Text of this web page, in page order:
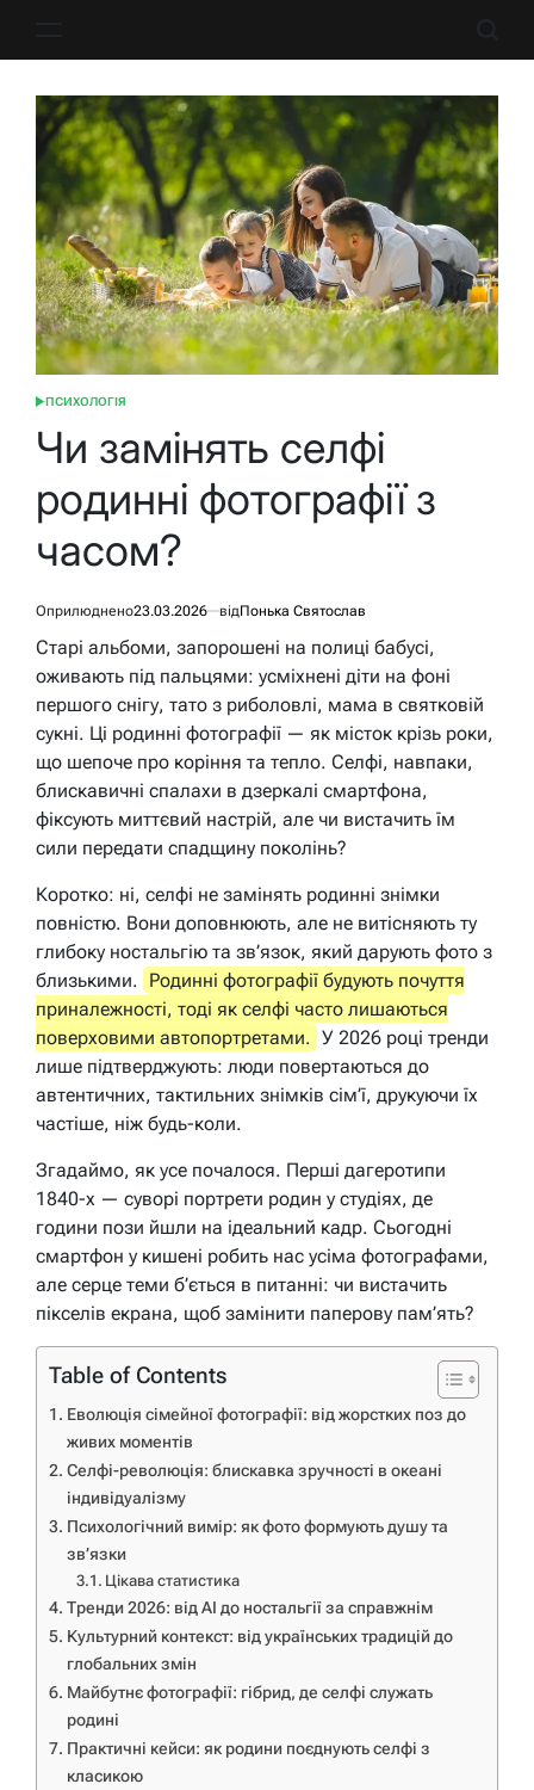
ОПУБЛІКУВАТИ
ПСИХОЛОГІЯ
Чи замінять селфі
родинні фотографії з
часом?
Оприлюднено23.03.2026 відПонька Святослав
Старі альбоми, запорошені на полиці бабусі,
оживають під пальцями: усміхнені діти на фоні
першого снігу, тато з риболовлі, мама в святковій
сукні. Ці родинні фотографії — як місток крізь роки,
що шепоче про коріння та тепло. Селфі, навпаки,
блискавичні спалахи в дзеркалі смартфона,
фіксують миттєвий настрій, але чи вистачить їм
сили передати спадщину поколінь?
Коротко: ні, селфі не замінять родинні знімки
повністю. Вони доповнюють, але не витісняють ту
глибоку ностальгію та зв’язок, який дарують фото з
близькими. Родинні фотографії будують почуття
приналежності, тоді як селфі часто лишаються
поверховими автопортретами. У 2026 році тренди
лише підтверджують: люди повертаються до
автентичних, тактильних знімків сім’ї, друкуючи їх
частіше, ніж будь-коли.
Згадаймо, як усе почалося. Перші дагеротипи
1840-х — суворі портрети родин у студіях, де
години пози йшли на ідеальний кадр. Сьогодні
смартфон у кишені робить нас усіма фотографами,
але серце теми б’ється в питанні: чи вистачить
пікселів екрана, щоб замінити паперову пам’ять?
Table of Contents
Еволюція сімейної фотографії: від жорстких поз до
живих моментів
Селфі-революція: блискавка зручності в океані
індивідуалізму
Психологічний вимір: як фото формують душу та
зв’язки
Цікава статистика
Тренди 2026: від AI до ностальгії за справжнім
Культурний контекст: від українських традицій до
глобальних змін
Майбутнє фотографії: гібрид, де селфі служать
родині
Практичні кейси: як родини поєднують селфі з
класикою